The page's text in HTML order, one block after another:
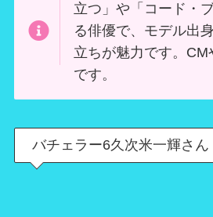
立つ」や「コード・
る俳優で、モデル出
立ちが魅力です。CM
です。
バチェラー6久次米一輝さん